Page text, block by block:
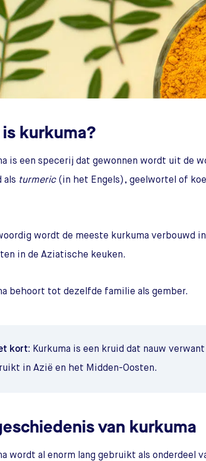
kurkuma?
is een specerij dat gewonnen wordt uit de
als turmeric(in het Engels), geelwortel of
wordt de meeste kurkuma verbouwd
in de Aziatische keuken.
behoort tot dezelfde familie als gember.
kort: Kurkuma is een kruid dat nauw
in Azië en het Midden-Oosten.
van kurkuma
wordt al enorm lang gebruikt als onderdeel